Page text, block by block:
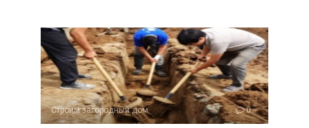
Строим загородный дом 0